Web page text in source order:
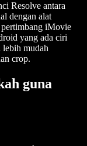
Resolve antara
dengan alat
pertimbang iMovie
yang ada ciri
lebih mudah
crop.
guna